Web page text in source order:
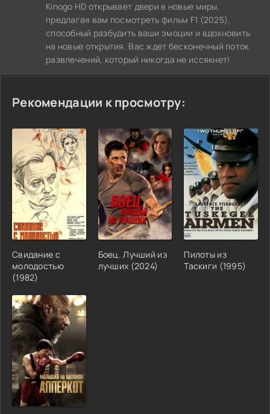
Kinogo HD открывает двери в новые миры,
предлагая вам посмотреть фильм F1 (2025),
способный разбудить ваши эмоции и вдохновить
на новые открытия. Вас ждет бесконечный поток
развлечений, который никогда не иссякнет!
Рекомендации к просмотру:
Свидание с
молодостью
(1982)
Боец. Лучший из
лучших (2024)
Пилоты из
Таскиги (1995)